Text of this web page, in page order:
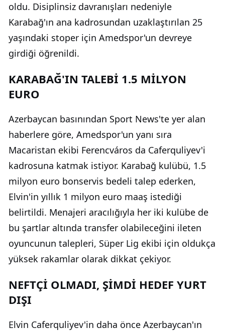
oldu. Disiplinsiz davranışları nedeniyle
Karabağ'ın ana kadrosundan uzaklaştırılan 25
yaşındaki stoper için Amedspor'un devreye
girdiği öğrenildi.
KARABAĞ'IN TALEBİ 1.5 MİLYON
EURO
Azerbaycan basınından Sport News'te yer alan
haberlere göre, Amedspor'un yanı sıra
Macaristan ekibi Ferencváros da Caferquliyev'i
kadrosuna katmak istiyor. Karabağ kulübü, 1.5
milyon euro bonservis bedeli talep ederken,
Elvin'in yıllık 1 milyon euro maaş istediği
belirtildi. Menajeri aracılığıyla her iki kulübe de
bu şartlar altında transfer olabileceğini ileten
oyuncunun talepleri, Süper Lig ekibi için oldukça
yüksek rakamlar olarak dikkat çekiyor.
NEFTÇİ OLMADI, ŞİMDİ HEDEF YURT
DIŞI
Elvin Caferquliyev'in daha önce Azerbaycan'ın